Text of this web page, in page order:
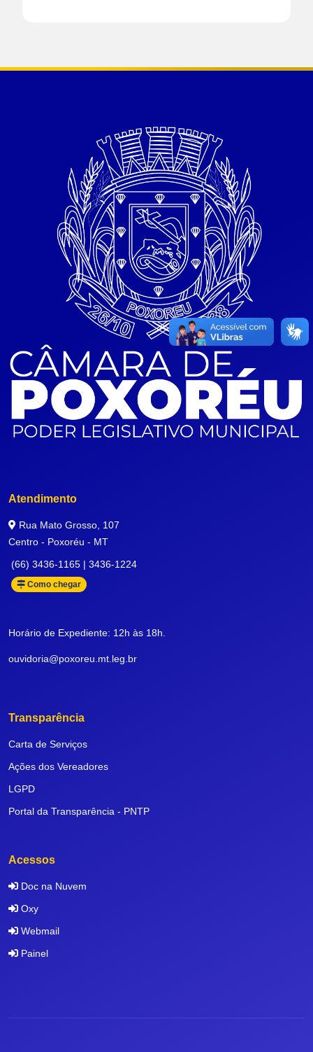
Atendimento
Rua Mato Grosso, 107
Centro - Poxoréu - MT
(66) 3436-1165 | 3436-1224
Como chegar
Horário de Expediente: 12h às 18h.
ouvidoria@poxoreu.mt.leg.br
Transparência
Carta de Serviços
Ações dos Vereadores
LGPD
Portal da Transparência - PNTP
Acessos
Doc na Nuvem
Oxy
Webmail
Painel